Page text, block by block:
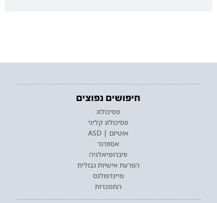
חיפושים נפוצים
פסיכולוג
פסיכולוג קליני
אוטיזם | ASD
אספרגר
פיברומיאלגיה
הפרעת אישיות גבולית
מיינדפולנס
התמכרות